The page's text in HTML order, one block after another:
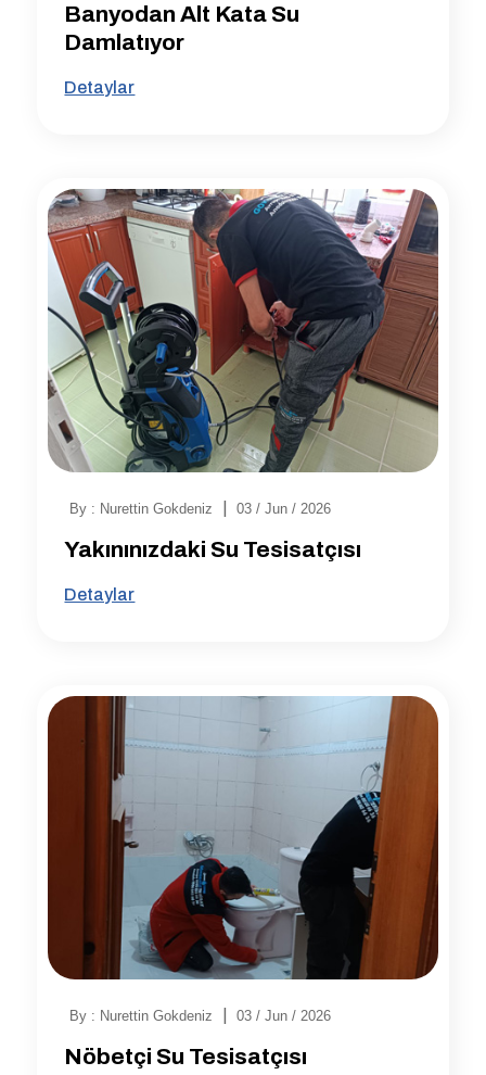
Banyodan Alt Kata Su
Damlatıyor
Detaylar
By : Nurettin Gokdeniz 03 / Jun / 2026
Yakınınızdaki Su Tesisatçısı
Detaylar
By : Nurettin Gokdeniz 03 / Jun / 2026
Nöbetçi Su Tesisatçısı